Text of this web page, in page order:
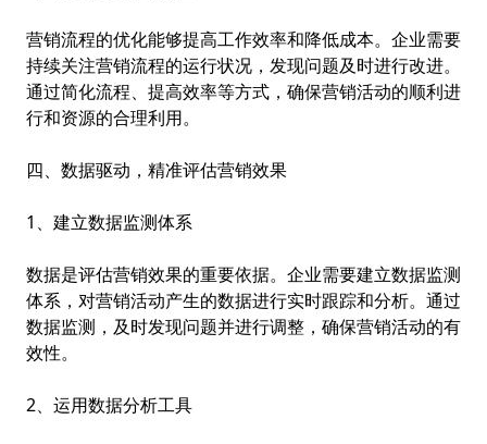
营销流程的优化能够提高工作效率和降低成本。企业需要
持续关注营销流程的运行状况，发现问题及时进行改进。
通过简化流程、提高效率等方式，确保营销活动的顺利进
行和资源的合理利用。
四、数据驱动，精准评估营销效果
1、建立数据监测体系
数据是评估营销效果的重要依据。企业需要建立数据监测
体系，对营销活动产生的数据进行实时跟踪和分析。通过
数据监测，及时发现问题并进行调整，确保营销活动的有
效性。
2、运用数据分析工具